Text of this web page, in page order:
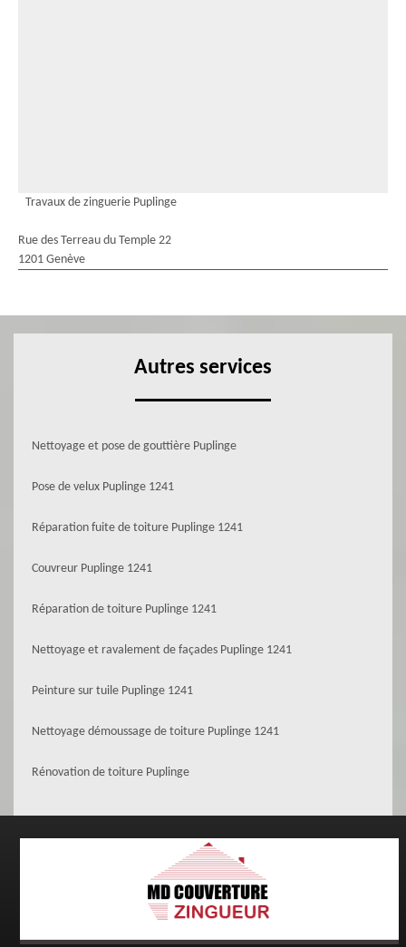
Travaux de zinguerie Puplinge
Rue des Terreau du Temple 22
1201 Genève
Autres services
Nettoyage et pose de gouttière Puplinge
Pose de velux Puplinge 1241
Réparation fuite de toiture Puplinge 1241
Couvreur Puplinge 1241
Réparation de toiture Puplinge 1241
Nettoyage et ravalement de façades Puplinge 1241
Peinture sur tuile Puplinge 1241
Nettoyage démoussage de toiture Puplinge 1241
Rénovation de toiture Puplinge